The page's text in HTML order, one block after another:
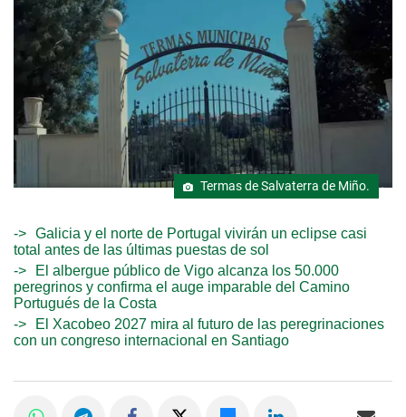
Termas de Salvaterra de Miño.
Galicia y el norte de Portugal vivirán un eclipse casi
total antes de las últimas puestas de sol
El albergue público de Vigo alcanza los 50.000
peregrinos y confirma el auge imparable del Camino
Portugués de la Costa
El Xacobeo 2027 mira al futuro de las peregrinaciones
con un congreso internacional en Santiago